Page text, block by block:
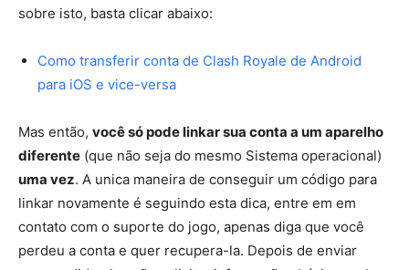
sobre isto, basta clicar abaixo:
Como transferir conta de Clash Royale de Android
para iOS e vice-versa
Mas então, você só pode linkar sua conta a um aparelho
diferente (que não seja do mesmo Sistema operacional)
uma vez. A unica maneira de conseguir um código para
linkar novamente é seguindo esta dica, entre em em
contato com o suporte do jogo, apenas diga que você
perdeu a conta e quer recupera-la. Depois de enviar